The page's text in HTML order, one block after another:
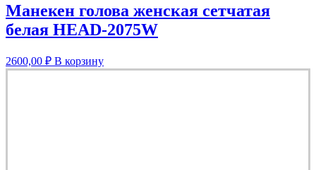
Манекен голова женская сетчатая
белая HEAD-2075W
2600,00 ₽ В корзину